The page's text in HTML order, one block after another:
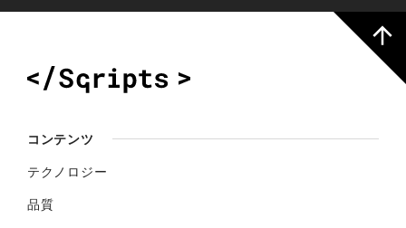
コンテンツ
テクノロジー
品質